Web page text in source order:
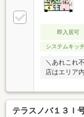
即入居可
システムキッ
＼あれこれ
店はエリア
陽小学校／
歩約5分◆即
◆令和8年9
テラスノバ１３Ｉ